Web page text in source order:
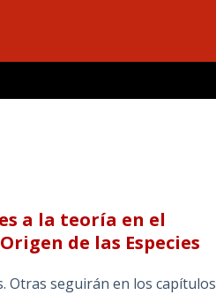
a la teoría en el
de las Especies
Otras seguirán en los capítulos